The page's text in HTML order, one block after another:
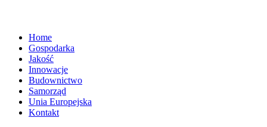
Home
Gospodarka
Jakość
Innowacje
Budownictwo
Samorząd
Unia Europejska
Kontakt